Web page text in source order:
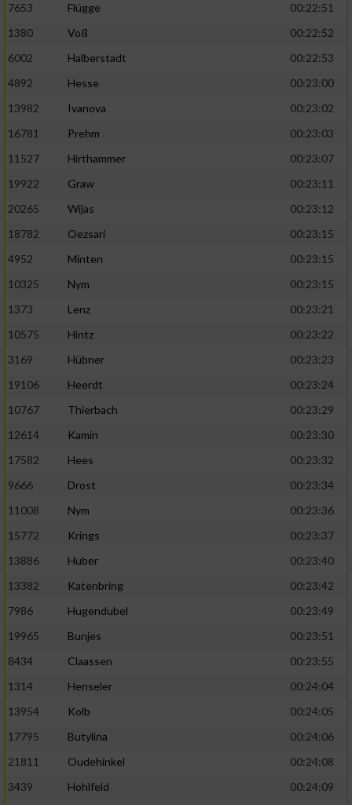
7653
Flügge
00:22:51
1380
Voß
00:22:52
6002
Halberstadt
00:22:53
4892
Hesse
00:23:00
13982
Ivanova
00:23:02
16781
Prehm
00:23:03
11527
Hirthammer
00:23:07
19922
Graw
00:23:11
20265
Wijas
00:23:12
18782
Oezsari
00:23:15
4952
Minten
00:23:15
10325
Nym
00:23:15
1373
Lenz
00:23:21
10575
Hintz
00:23:22
3169
Hübner
00:23:23
19106
Heerdt
00:23:24
10767
Thierbach
00:23:29
12614
Kamin
00:23:30
17582
Hees
00:23:32
9666
Drost
00:23:34
11008
Nym
00:23:36
15772
Krings
00:23:37
13886
Huber
00:23:40
13382
Katenbring
00:23:42
7986
Hugendubel
00:23:49
19965
Bunjes
00:23:51
8434
Claassen
00:23:55
1314
Henseler
00:24:04
13954
Kolb
00:24:05
17795
Butylina
00:24:06
21811
Oudehinkel
00:24:08
3439
Hohlfeld 00:24:09